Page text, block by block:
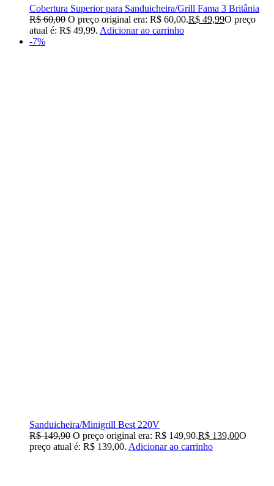
Cobertura Superior para Sanduicheira/Grill Fama 3 Britânia
R$60,00 O preço original era: R$ 60,00.R$ 49,99O preço
atual é: R$ 49,99. Adicionar ao carrinho
-7%
Sanduicheira/Minigrill Best 220V
R$149,90 O preço original era: R$ 149,90.R$ 139,00O
preço atual é: R$ 139,00. Adicionar ao carrinho